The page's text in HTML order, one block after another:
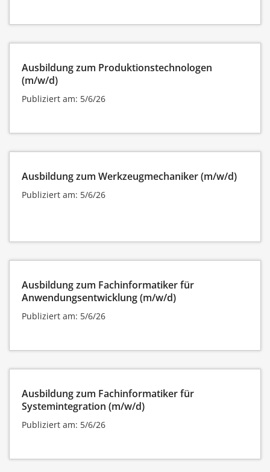
Ausbildung zum Produktionstechnologen
(m/w/d)
Publiziert am: 5/6/26
Ausbildung zum Werkzeugmechaniker (m/w/d)
Publiziert am: 5/6/26
Ausbildung zum Fachinformatiker für
Anwendungsentwicklung (m/w/d)
Publiziert am: 5/6/26
Ausbildung zum Fachinformatiker für
Systemintegration (m/w/d)
Publiziert am: 5/6/26